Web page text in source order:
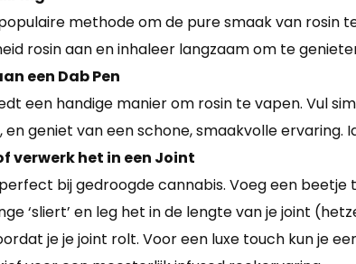
methode om de pure smaak van rosin
rosin aan en inhaleer langzaam om te
een Dab Pen
een handige manier om rosin te vapen. Vul
geniet van een schone, smaakvolle ervaring.
verwerk het in een Joint
bij gedroogde cannabis. Voeg een
‘sliert’ en leg het in de lengte van je joint
je je joint rolt. Voor een luxe touch kun je